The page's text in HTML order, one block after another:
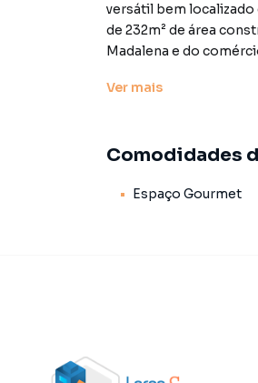
versátil bem
de 232m² de área
Madalena e do
e banheiro de serviço .
funcionamento de
Ver mais
Comodidades
Espaço Gourmet